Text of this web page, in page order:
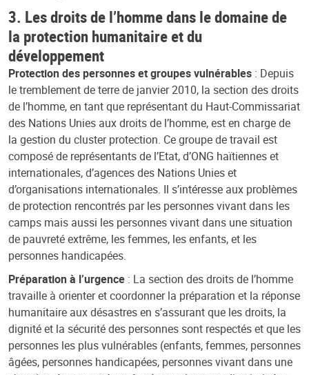
3. Les droits de l’homme dans le domaine de
la protection humanitaire et du
développement
Protection des personnes et groupes vulnérables : Depuis
le tremblement de terre de janvier 2010, la section des droits
de l’homme, en tant que représentant du Haut-Commissariat
des Nations Unies aux droits de l’homme, est en charge de
la gestion du cluster protection. Ce groupe de travail est
composé de représentants de l’Etat, d’ONG haïtiennes et
internationales, d’agences des Nations Unies et
d’organisations internationales. Il s’intéresse aux problèmes
de protection rencontrés par les personnes vivant dans les
camps mais aussi les personnes vivant dans une situation
de pauvreté extrême, les femmes, les enfants, et les
personnes handicapées.
Préparation à l’urgence : La section des droits de l’homme
travaille à orienter et coordonner la préparation et la réponse
humanitaire aux désastres en s’assurant que les droits, la
dignité et la sécurité des personnes sont respectés et que les
personnes les plus vulnérables (enfants, femmes, personnes
âgées, personnes handicapées, personnes vivant dans une